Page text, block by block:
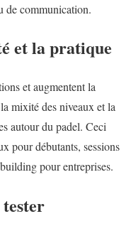
de communication.
et la pratique
et augmentent la
mixité des niveaux et la
autour du padel. Ceci
pour débutants, sessions
pour entreprises.